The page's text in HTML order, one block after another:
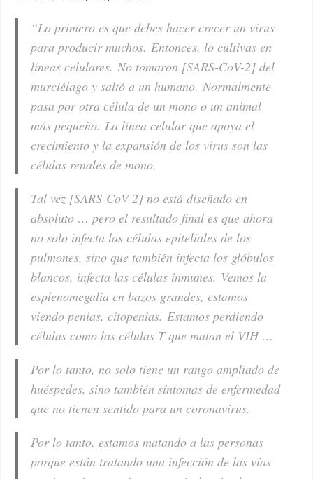
“Lo primero es que debes hacer crecer un virus
para producir muchos. Entonces, lo cultivas en
líneas celulares. No tomaron [SARS-CoV-2] del
murciélago y saltó a un humano. Normalmente
pasa por otra célula de un mono o un animal
más pequeño. La línea celular que apoya el
crecimiento y la expansión de los virus son ​​las
células renales de mono.
Tal vez [SARS-CoV-2] no está diseñado en
absoluto … pero el resultado final es que ahora
no solo infecta las células epiteliales de los
pulmones, sino que también infecta los glóbulos
blancos, infecta las células inmunes. Vemos la
esplenomegalia en bazos grandes, estamos
viendo penias, citopenias. Estamos perdiendo
células como las células T que matan el VIH …
Por lo tanto, no solo tiene un rango ampliado de
huéspedes, sino también síntomas de enfermedad
que no tienen sentido para un coronavirus.
Por lo tanto, estamos matando a las personas
porque están tratando una infección de las vías